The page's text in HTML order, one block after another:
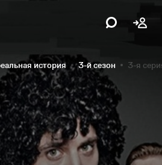
история 3-й сезон 3-я